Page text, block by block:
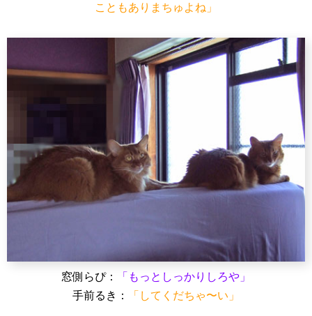
こともありまちゅよね」
窓側らぴ：
「もっとしっかりしろや」
手前るき：
「してくだちゃ〜い」